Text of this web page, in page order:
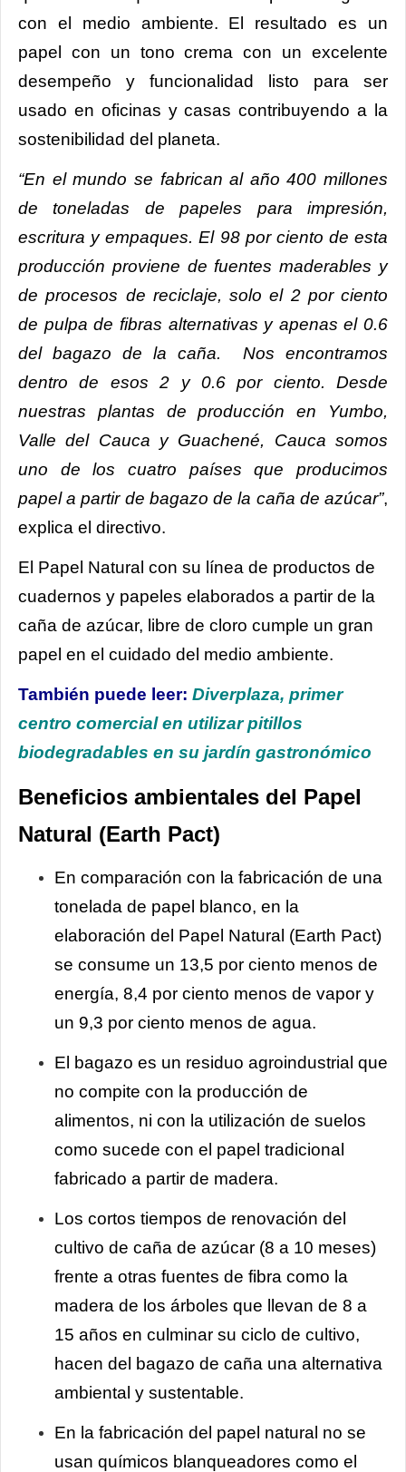
con el medio ambiente. El resultado es un
papel con un tono crema con un excelente
desempeño y funcionalidad listo para ser
usado en oficinas y casas contribuyendo a la
sostenibilidad del planeta.
“En el mundo se fabrican al año 400 millones
de toneladas de papeles para impresión,
escritura y empaques. El 98 por ciento de esta
producción proviene de fuentes maderables y
de procesos de reciclaje, solo el 2 por ciento
de pulpa de fibras alternativas y apenas el 0.6
del bagazo de la caña. Nos encontramos
dentro de esos 2 y 0.6 por ciento. Desde
nuestras plantas de producción en Yumbo,
Valle del Cauca y Guachené, Cauca somos
uno de los cuatro países que producimos
papel a partir de bagazo de la caña de azúcar”,
explica el directivo.
El Papel Natural con su línea de productos de
cuadernos y papeles elaborados a partir de la
caña de azúcar, libre de cloro cumple un gran
papel en el cuidado del medio ambiente.
También puede leer: Diverplaza, primer
centro comercial en utilizar pitillos
biodegradables en su jardín gastronómico
Beneficios ambientales del Papel
Natural (Earth Pact)
En comparación con la fabricación de una
tonelada de papel blanco, en la
elaboración del Papel Natural (Earth Pact)
se consume un 13,5 por ciento menos de
energía, 8,4 por ciento menos de vapor y
un 9,3 por ciento menos de agua.
El bagazo es un residuo agroindustrial que
no compite con la producción de
alimentos, ni con la utilización de suelos
como sucede con el papel tradicional
fabricado a partir de madera.
Los cortos tiempos de renovación del
cultivo de caña de azúcar (8 a 10 meses)
frente a otras fuentes de fibra como la
madera de los árboles que llevan de 8 a
15 años en culminar su ciclo de cultivo,
hacen del bagazo de caña una alternativa
ambiental y sustentable.
En la fabricación del papel natural no se
usan químicos blanqueadores como el